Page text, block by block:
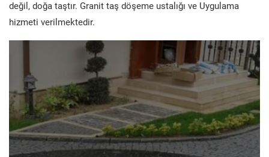
değil, doğa taştır. Granit taş döşeme ustalığı ve Uygulama
hizmeti verilmektedir.